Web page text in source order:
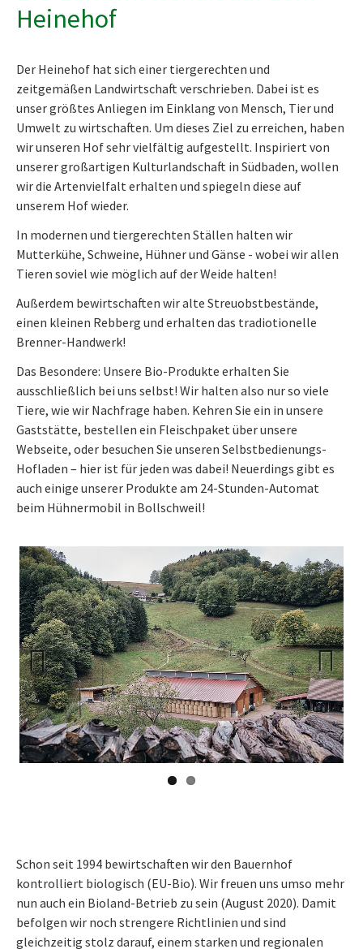
Heinehof
Der Heinehof hat sich einer tiergerechten und
zeitgemäßen Landwirtschaft verschrieben. Dabei ist es
unser größtes Anliegen im Einklang von Mensch, Tier und
Umwelt zu wirtschaften. Um dieses Ziel zu erreichen, haben
wir unseren Hof sehr vielfältig aufgestellt. Inspiriert von
unserer großartigen Kulturlandschaft in Südbaden, wollen
wir die Artenvielfalt erhalten und spiegeln diese auf
unserem Hof wieder.
In modernen und tiergerechten Ställen halten wir
Mutterkühe, Schweine, Hühner und Gänse - wobei wir allen
Tieren soviel wie möglich auf der Weide halten!
Außerdem bewirtschaften wir alte Streuobstbestände,
einen kleinen Rebberg und erhalten das tradiotionelle
Brenner-Handwerk!
Das Besondere: Unsere Bio-Produkte erhalten Sie
ausschließlich bei uns selbst! Wir halten also nur so viele
Tiere, wie wir Nachfrage haben. Kehren Sie ein in unsere
Gaststätte, bestellen ein Fleischpaket über unsere
Webseite, oder besuchen Sie unseren Selbstbedienungs-
Hofladen – hier ist für jeden was dabei! Neuerdings gibt es
auch einige unserer Produkte am 24-Stunden-Automat
beim Hühnermobil in Bollschweil!
Previous Next
Schon seit 1994 bewirtschaften wir den Bauernhof
kontrolliert biologisch (EU-Bio). Wir freuen uns umso mehr
nun auch ein Bioland-Betrieb zu sein (August 2020). Damit
befolgen wir noch strengere Richtlinien und sind
gleichzeitig stolz darauf, einem starken und regionalen